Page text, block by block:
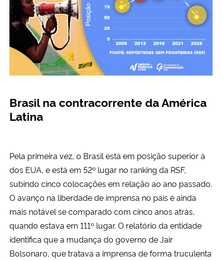
Brasil na contracorrente da América
Latina
Pela primeira vez, o Brasil está em posição superior à
dos EUA, e está em 52º lugar no ranking da RSF,
subindo cinco colocações em relação ao ano passado.
O avanço na liberdade de imprensa no país é ainda
mais notável se comparado com cinco anos atrás,
quando estava em 111º lugar. O relatório da entidade
identifica que a mudança do governo de Jair
Bolsonaro, que tratava a imprensa de forma truculenta